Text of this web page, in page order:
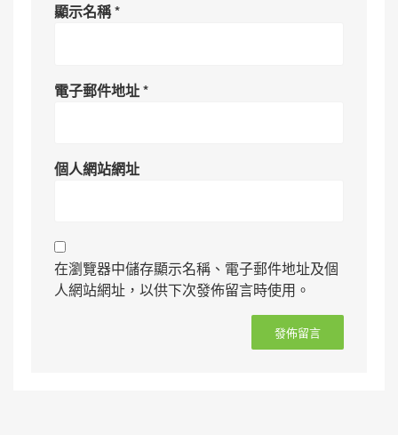
顯示名稱*
電子郵件地址*
個人網站網址
在瀏覽器中儲存顯示名稱、電子郵件地址及個
人網站網址，以供下次發佈留言時使用。